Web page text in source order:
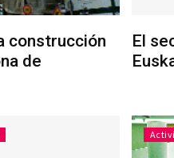
construcción
de
El